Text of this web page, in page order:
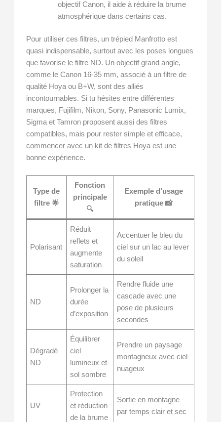
objectif Canon, il aide à réduire la brume
atmosphérique dans certains cas.
Pour utiliser ces filtres, un trépied Manfrotto est
quasi indispensable, surtout avec les poses longues
que favorise le filtre ND. Un objectif grand angle,
comme le Canon 16-35 mm, associé à un filtre de
qualité Hoya ou B+W, sont des alliés
incontournables. Si tu hésites entre différentes
marques, Fujifilm, Nikon, Sony, Panasonic Lumix,
Sigma et Tamron proposent aussi des filtres
compatibles, mais pour rester simple et efficace,
commencer avec un kit de filtres Hoya est une
bonne expérience.
Type de
filtre 🌟
Fonction
principale
🔍
Exemple d’usage
pratique 📸
Polarisant
Réduit
reflets et
augmente
saturation
Accentuer le bleu du
ciel sur un lac au lever
du soleil
ND
Prolonger la
durée
d’exposition
Rendre fluide une
cascade avec une
pose de plusieurs
secondes
Dégradé
ND
Équilibrer
ciel
lumineux et
sol sombre
Prendre un paysage
montagneux avec ciel
nuageux
UV
Protection
et réduction
de la brume
Sortie en montagne
par temps clair et sec